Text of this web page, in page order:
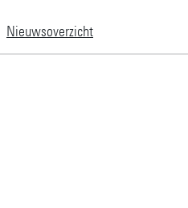
Nieuwsoverzicht